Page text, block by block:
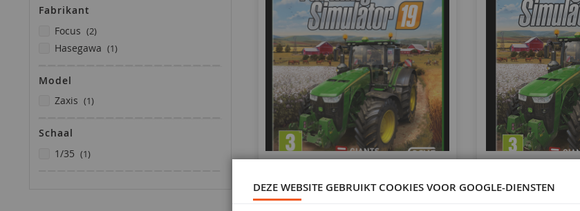
Fabrikant
focus
2producten
hasegawa 1product
Model
zaxis
1product
Schaal
1/35
1product
DEZE WEBSITE GEBRUIKT COOKIES VOOR GOOGLE-DIENSTEN